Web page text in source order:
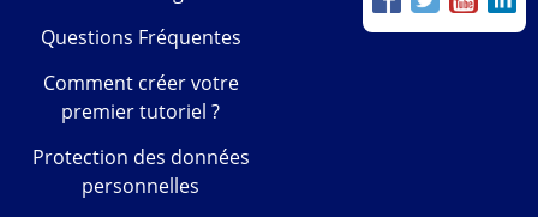
Questions Fréquentes
Comment créer votre
premier tutoriel ?
Protection des données
personnelles